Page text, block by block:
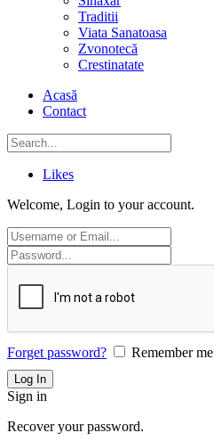
Traditii
Viata Sanatoasa
Zvonotecă
Crestinatate
Acasă
Contact
Likes
Welcome, Login to your account.
Forget password? Remember me
Sign in
Recover your password.